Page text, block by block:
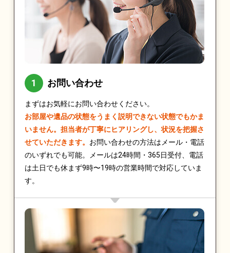
お問い合わせ
まずはお気軽にお問い合わせください。
お部屋や遺品の状態をうまく説明できない状態でもかま
いません。担当者が丁寧にヒアリングし、状況を把握さ
せていただきます。 お問い合わせの方法はメール・電話
のいずれでも可能。メールは24時間・365日受付、電話
は土日でも休まず9時〜19時の営業時間で対応していま
す。